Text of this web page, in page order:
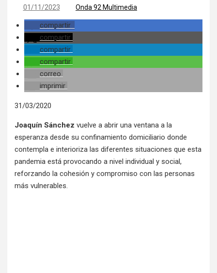
01/11/2023 Onda 92 Multimedia
compartir
compartir
compartir
compartir
correo
imprimir
31/03/2020
Joaquín Sánchez vuelve a abrir una ventana a la
esperanza desde su confinamiento domiciliario donde
contempla e interioriza las diferentes situaciones que esta
pandemia está provocando a nivel individual y social,
reforzando la cohesión y compromiso con las personas
más vulnerables.